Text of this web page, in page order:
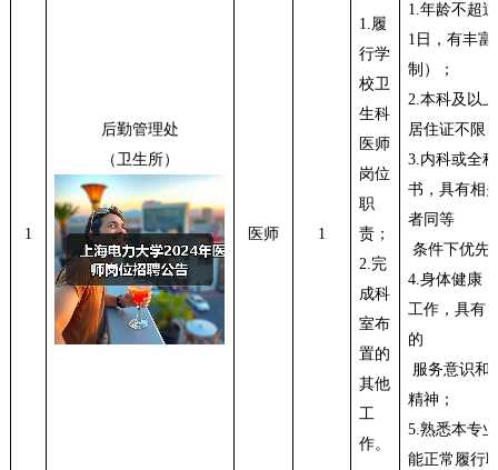
1
后勤管理处
（卫生所）
医师 1
1.履
行学
校卫
生科
医师
岗位
职
责；
2.完
成科
室布
置的
其他
工
作。
1.年龄不超过
1 日，有丰
制）；
2.本科及以
居住证不限
3.内科或全
书，具有相
者同等
条件下优先
4.身体健康
工作，具有
的
服务意识和
精神；
5.熟悉本专
能正常履行